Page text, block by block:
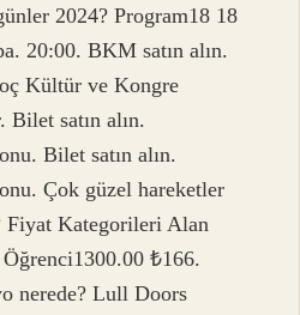
2024? Program18 18
20:00. BKM satın alın.
Kültür ve Kongre
satın alın.
Bilet satın alın.
Çok güzel hareketler
Fiyat Kategorileri Alan
₺166.
nerede? Lull Doors